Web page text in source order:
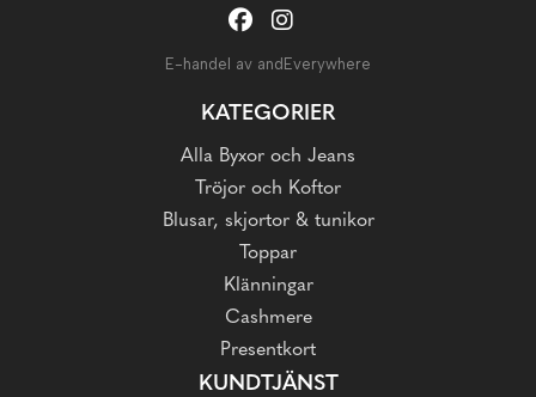
E-handel av andEverywhere
KATEGORIER
Alla Byxor och Jeans
Tröjor och Koftor
Blusar, skjortor & tunikor
Toppar
Klänningar
Cashmere
Presentkort
KUNDTJÄNST